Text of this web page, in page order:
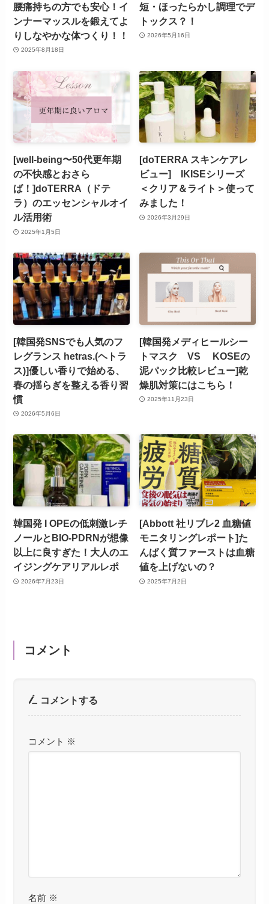
腰痛持ちの方でも安心！イ
ンナーマッスルを鍛えてよ
りしなやかな体つくり！！
2025年8月18日
短・ほったらかし調理でデ
トックス？！
2026年5月16日
[well-being〜50代更年期
の不快感とおさら
ば！]doTERRA（ドテ
ラ）のエッセンシャルオイ
ル活用術
2025年1月5日
[doTERRA スキンケアレ
ビュー] IKISEシリーズ
＜クリア＆ライト＞使って
みました！
2026年3月29日
[韓国発SNSでも人気のフ
レグランス hetras.(ヘトラ
ス)]優しい香りで始める、
春の揺らぎを整える香り習
慣
2026年5月6日
[韓国発メディヒールシー
トマスク VS KOSEの
泥パック比較レビュー]乾
燥肌対策にはこちら！
2025年11月23日
韓国発 I OPEの低刺激レチ
ノールとBIO-PDRNが想像
以上に良すぎた！大人のエ
イジングケアリアルレポ
2026年7月23日
[Abbott 社リブレ2 血糖値
モニタリングレポート]た
んぱく質ファーストは血糖
値を上げないの？
2025年7月2日
コメント
コメントする
コメント ※
名前 ※